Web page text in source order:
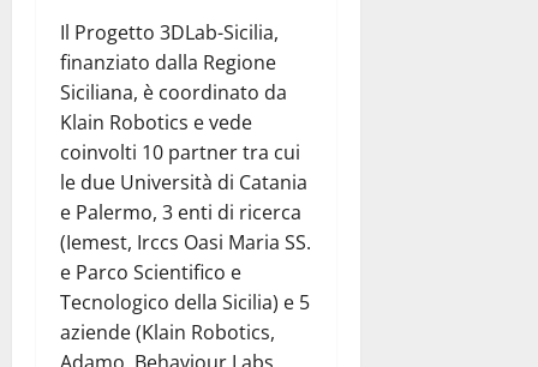
Il Progetto 3DLab-Sicilia,
finanziato dalla Regione
Siciliana, è coordinato da
Klain Robotics e vede
coinvolti 10 partner tra cui
le due Università di Catania
e Palermo, 3 enti di ricerca
(Iemest, Irccs Oasi Maria SS.
e Parco Scientifico e
Tecnologico della Sicilia) e 5
aziende (Klain Robotics,